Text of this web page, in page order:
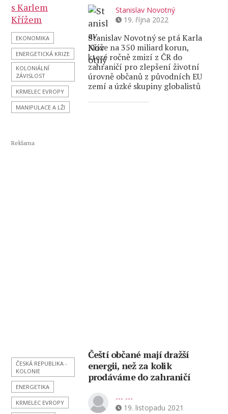
EKONOMIKA
ENERGETICKÁ KRIZE
KOLONIÁLNÍ
ZÁVISLOST
KRMELEC EVROPY
MANIPULACE A LŽI
Stanislav Novotný
19. října 2022
Stanislav Novotný se ptá Karla
Kříže na 350 miliard korun,
které ročně zmizí z ČR do
zahraničí pro zlepšení životní
úrovně občanů z původních EU
zemí a úzké skupiny globalistů
Reklama
ČESKÁ REPUBLIKA -
KOLONIE
ENERGETIKA
KRMELEC EVROPY
Čeští občané mají dražší
energii, než za kolik
prodáváme do zahraničí
--- ---
19. listopadu 2021